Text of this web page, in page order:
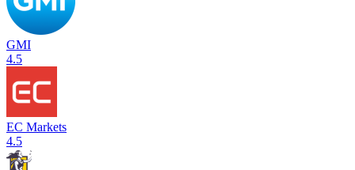
GMI
4.5
EC Markets
4.5